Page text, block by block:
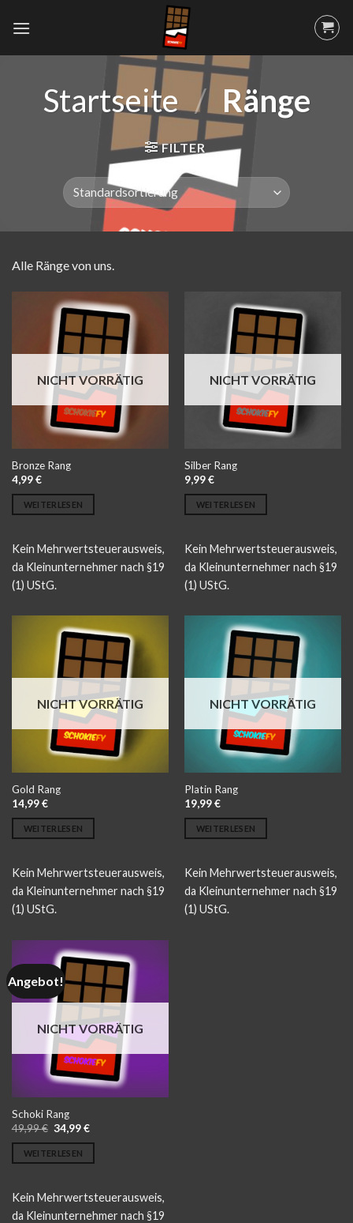
Startseite / Ränge
FILTER
Alle Ränge von uns.
NICHT VORRÄTIG
Bronze Rang
4,99€
WEITERLESEN
Kein Mehrwertsteuerausweis,
da Kleinunternehmer nach §19
(1) UStG.
NICHT VORRÄTIG
Silber Rang
9,99€
WEITERLESEN
Kein Mehrwertsteuerausweis,
da Kleinunternehmer nach §19
(1) UStG.
NICHT VORRÄTIG
Gold Rang
14,99€
WEITERLESEN
Kein Mehrwertsteuerausweis,
da Kleinunternehmer nach §19
(1) UStG.
NICHT VORRÄTIG
Platin Rang
19,99€
WEITERLESEN
Kein Mehrwertsteuerausweis,
da Kleinunternehmer nach §19
(1) UStG.
Angebot!
NICHT VORRÄTIG
Schoki Rang
49,99€ Ursprünglicher
Preis
war:
49,99 €
34,99€Aktueller
ist:
WEITERLESEN
Kein Mehrwertsteuerausweis,
da Kleinunternehmer nach §19